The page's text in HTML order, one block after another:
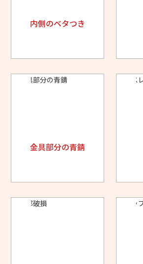
内側のベタつき
金具部分の青錆